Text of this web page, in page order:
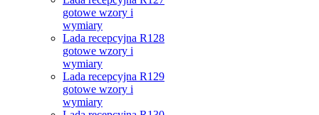
gotowe wzory i
wymiary
Lada recepcyjna R128
gotowe wzory i
wymiary
Lada recepcyjna R129
gotowe wzory i
wymiary